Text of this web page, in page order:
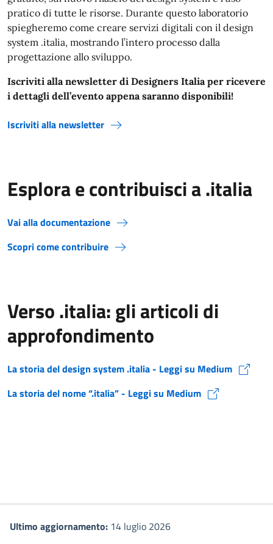
pratico di tutte le risorse. Durante questo laboratorio
spiegheremo come creare servizi digitali con il design
system .italia, mostrando l’intero processo dalla
progettazione allo sviluppo.
Iscriviti alla newsletter di Designers Italia per ricevere
i dettagli dell’evento appena saranno disponibili!
Iscriviti alla newsletter
Esplora e contribuisci a .italia
Vai alla documentazione
Scopri come contribuire
Verso .italia: gli articoli di
approfondimento
La storia del design system .italia - Leggi su Medium
(si apre in una nuova finestra)
La storia del nome “.italia” - Leggi su Medium
(si apre in una nuova finestra)
Ultimo aggiornamento: 14 luglio 2026